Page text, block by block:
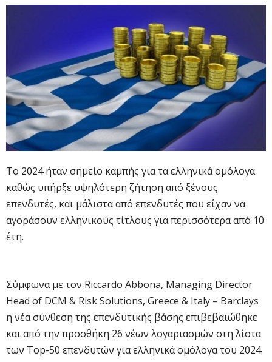
Το 2024 ήταν σημείο καμπής για τα ελληνικά ομόλογα
καθώς υπήρξε υψηλότερη ζήτηση από ξένους
επενδυτές, και μάλιστα από επενδυτές που είχαν να
αγοράσουν ελληνικούς τίτλους για περισσότερα από 10
έτη.
Σύμφωνα με τον Riccardo Abbona, Managing Director
Head of DCM & Risk Solutions, Greece & Italy – Barclays
η νέα σύνθεση της επενδυτικής βάσης επιβεβαιώθηκε
και από την προσθήκη 26 νέων λογαριασμών στη λίστα
των Top-50 επενδυτών για ελληνικά ομόλογα του 2024.